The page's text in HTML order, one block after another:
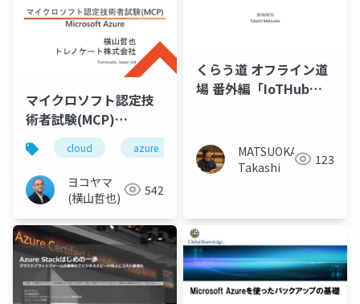
マイクロソフト認定技
術者試験(MCP)
Microsoft Azure
cloud azure mcp
ヨコヤマ
(横山哲也)
542
くらう道 オフライン道
場 番外編「IoTHub」
MATSUOKA
Takashi
123